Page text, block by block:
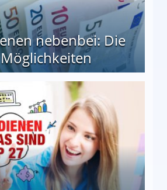
nebenbei: Die